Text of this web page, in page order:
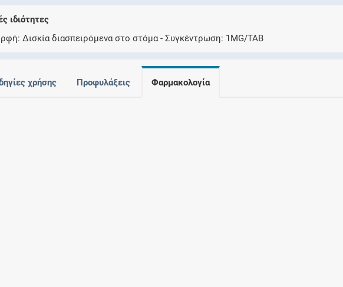
Ελέγξτε την αγωγή σας για αντενδείξεις και
ιδιότητες
Δισκία διασπειρόμενα στο στόμα Συγκέντρωση 1MG/TAB
χρήσης Προφυλάξεις Φαρμακολογία